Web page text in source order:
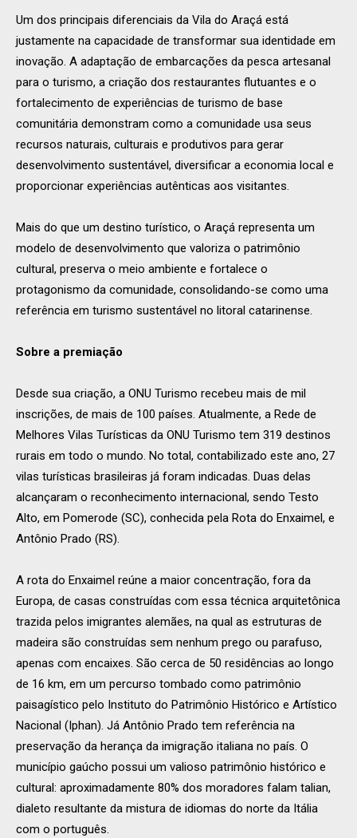
Um dos principais diferenciais da Vila do Araçá está
justamente na capacidade de transformar sua identidade em
inovação. A adaptação de embarcações da pesca artesanal
para o turismo, a criação dos restaurantes flutuantes e o
fortalecimento de experiências de turismo de base
comunitária demonstram como a comunidade usa seus
recursos naturais, culturais e produtivos para gerar
desenvolvimento sustentável, diversificar a economia local e
proporcionar experiências autênticas aos visitantes.
Mais do que um destino turístico, o Araçá representa um
modelo de desenvolvimento que valoriza o patrimônio
cultural, preserva o meio ambiente e fortalece o
protagonismo da comunidade, consolidando-se como uma
referência em turismo sustentável no litoral catarinense.
Sobre a premiação
Desde sua criação, a ONU Turismo recebeu mais de mil
inscrições, de mais de 100 países. Atualmente, a Rede de
Melhores Vilas Turísticas da ONU Turismo tem 319 destinos
rurais em todo o mundo. No total, contabilizado este ano, 27
vilas turísticas brasileiras já foram indicadas. Duas delas
alcançaram o reconhecimento internacional, sendo Testo
Alto, em Pomerode (SC), conhecida pela Rota do Enxaimel, e
Antônio Prado (RS).
A rota do Enxaimel reúne a maior concentração, fora da
Europa, de casas construídas com essa técnica arquitetônica
trazida pelos imigrantes alemães, na qual as estruturas de
madeira são construídas sem nenhum prego ou parafuso,
apenas com encaixes. São cerca de 50 residências ao longo
de 16 km, em um percurso tombado como patrimônio
paisagístico pelo Instituto do Patrimônio Histórico e Artístico
Nacional (Iphan). Já Antônio Prado tem referência na
preservação da herança da imigração italiana no país. O
município gaúcho possui um valioso patrimônio histórico e
cultural: aproximadamente 80% dos moradores falam talian,
dialeto resultante da mistura de idiomas do norte da Itália
com o português.